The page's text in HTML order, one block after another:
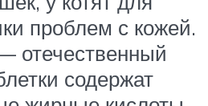
проблем с кожей.
отечественный
содержат